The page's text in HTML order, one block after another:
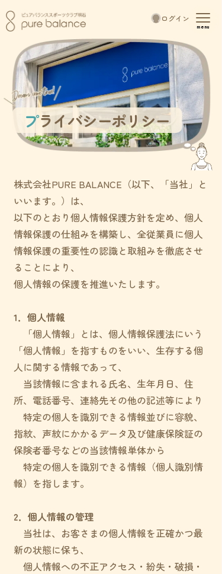
ログイン
toggle
menu
プライバシーポリシー
株式会社PURE BALANCE（以下、「当社」と
いいます。）は、
以下のとおり個人情報保護方針を定め、個人
情報保護の仕組みを構築し、全従業員に個人
情報保護の重要性の認識と取組みを徹底させ
ることにより、
個人情報の保護を推進いたします。
1．個人情報
「個人情報」とは、個人情報保護法にいう
「個人情報」を指すものをいい、生存する個
人に関する情報であって、
当該情報に含まれる氏名、生年月日、住
所、電話番号、連絡先その他の記述等により
特定の個人を識別できる情報並びに容貌、
指紋、声紋にかかるデータ及び健康保険証の
保険者番号などの当該情報単体から
特定の個人を識別できる情報（個人識別情
報）を指します。
2．個人情報の管理
当社は、お客さまの個人情報を正確かつ最
新の状態に保ち、
個人情報への不正アクセス・紛失・破損・